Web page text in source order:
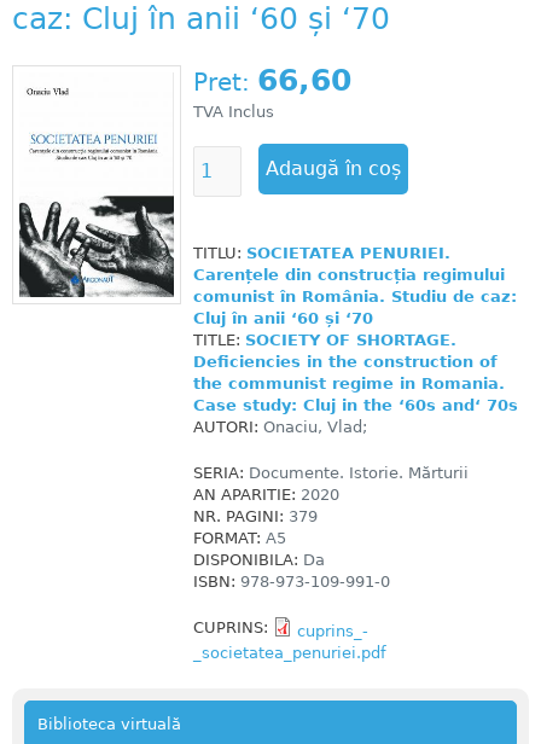
caz: Cluj în anii ‘60 și ‘70
Pret: 66,60
TVA Inclus
TITLU: SOCIETATEA PENURIEI.
Carențele din construcția regimului
comunist în România. Studiu de caz:
Cluj în anii ‘60 și ‘70
TITLE: SOCIETY OF SHORTAGE.
Deficiencies in the construction of
the communist regime in Romania.
Case study: Cluj in the ‘60s and‘ 70s
AUTORI: Onaciu, Vlad;
SERIA: Documente. Istorie. Mărturii
AN APARITIE: 2020
NR. PAGINI: 379
FORMAT: A5
DISPONIBILA: Da
ISBN: 978-973-109-991-0
CUPRINS:
cuprins_-
_societatea_penuriei.pdf
Biblioteca virtuală